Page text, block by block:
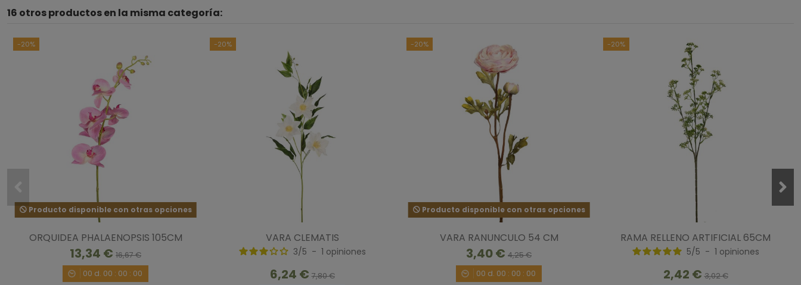
16 otros productos en la misma categoría:
-20%
Producto disponible con otras opciones
ORQUIDEA PHALAENOPSIS 105CM
13,34 € 16,67 €
00 d. 00 : 00 : 00
-20%
VARA CLEMATIS
3/5 - 1 opiniones
6,24 €7,80 €
-20%
Producto disponible con otras opciones
VARA RANUNCULO 54 CM
3,40 € 4,25 €
00 d. 00 : 00 : 00
-20%
RAMA RELLENO ARTIFICIAL 65CM
5/5 - 1 opiniones
2,42 €3,02 €